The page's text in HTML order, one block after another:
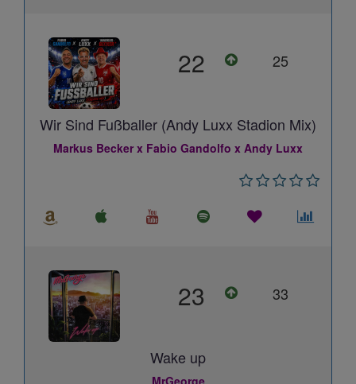
22 25
Wir Sind Fußballer (Andy Luxx Stadion Mix)
Markus Becker x Fabio Gandolfo x Andy Luxx
23 33
Wake up